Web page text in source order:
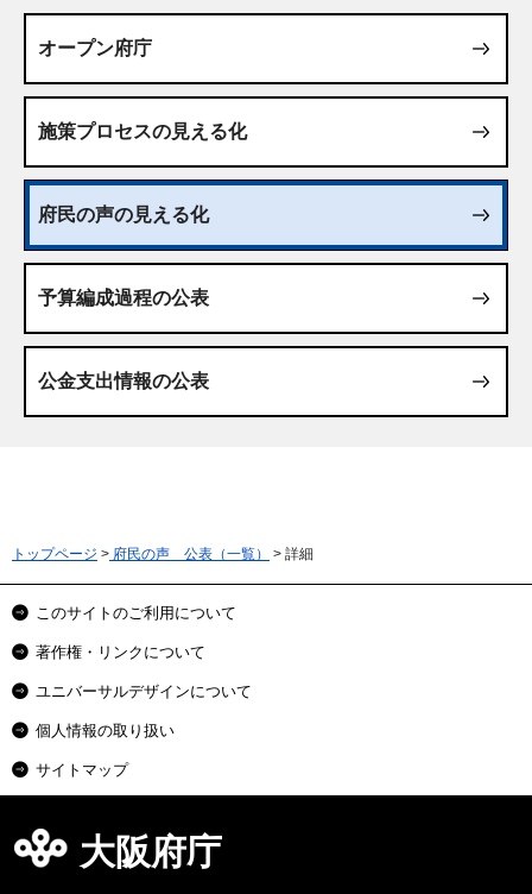
オープン府庁
施策プロセスの見える化
府民の声の見える化
予算編成過程の公表
公金支出情報の公表
トップページ > 府民の声 公表（一覧） > 詳細
このサイトのご利用について
著作権・リンクについて
ユニバーサルデザインについて
個人情報の取り扱い
サイトマップ
大阪府庁